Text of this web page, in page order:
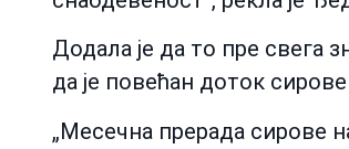
Додала је да то пре свега
да је повећан доток
„Месечна прерада сирове